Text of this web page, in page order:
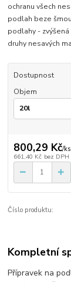
ochranu všech
podlah beze
podlahy -
druhy nesavých
Dostupnost
Objem
800,29 Kč/ks
661,40 Kč bez DPH
Číslo produktu:
Kompletní
Přípravek na